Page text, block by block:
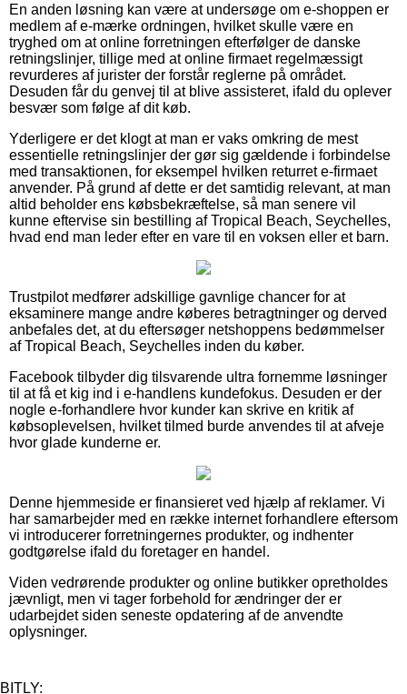
En anden løsning kan være at undersøge om e-shoppen er
medlem af e-mærke ordningen, hvilket skulle være en
tryghed om at online forretningen efterfølger de danske
retningslinjer, tillige med at online firmaet regelmæssigt
revurderes af jurister der forstår reglerne på området.
Desuden får du genvej til at blive assisteret, ifald du oplever
besvær som følge af dit køb.
Yderligere er det klogt at man er vaks omkring de mest
essentielle retningslinjer der gør sig gældende i forbindelse
med transaktionen, for eksempel hvilken returret e-firmaet
anvender. På grund af dette er det samtidig relevant, at man
altid beholder ens købsbekræftelse, så man senere vil
kunne eftervise sin bestilling af Tropical Beach, Seychelles,
hvad end man leder efter en vare til en voksen eller et barn.
Trustpilot medfører adskillige gavnlige chancer for at
eksaminere mange andre køberes betragtninger og derved
anbefales det, at du eftersøger netshoppens bedømmelser
af Tropical Beach, Seychelles inden du køber.
Facebook tilbyder dig tilsvarende ultra fornemme løsninger
til at få et kig ind i e-handlens kundefokus. Desuden er der
nogle e-forhandlere hvor kunder kan skrive en kritik af
købsoplevelsen, hvilket tilmed burde anvendes til at afveje
hvor glade kunderne er.
Denne hjemmeside er finansieret ved hjælp af reklamer. Vi
har samarbejder med en række internet forhandlere eftersom
vi introducerer forretningernes produkter, og indhenter
godtgørelse ifald du foretager en handel.
Viden vedrørende produkter og online butikker opretholdes
jævnligt, men vi tager forbehold for ændringer der er
udarbejdet siden seneste opdatering af de anvendte
oplysninger.
BITLY: